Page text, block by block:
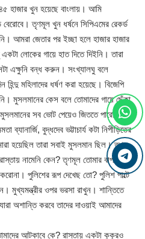
হাজার খুন হয়েছে বাংলায়। আমি
তৃণমূল খুন ধর্ষনে সিপিএমের রেকর্ড
আমরা জেতার পর ইচ্ছা হলে হাজার হাজার
লোকের গায়ে হাত দিতে দিইনি। তারা
এক্ষুনি বন্ধ করুন। সংখ্যালঘু বলে
মহিলাদের ধর্ষণ করা হয়েছে। বিজেপি
মুসলমানের কেস বলে তোমাদের গায়ে ছেঁকা
সব ভোট পেয়েও জিততে পারো নি।
ব্যানার্জি, বুদ্ধদেব ভট্টাচার্য কটা নিপীড়িতের
হয়েছিল তারা সবাই মুসলমান ছিল। তখন
নামেনি কেন? তৃণমূল তোমার বাপ আর
করোনা। পুলিশের রূপ দেখেছ তো? পুলিশ পাল্টে
মুখ্যমন্ত্রীর ওপর ভরসা রাখুন। শান্তিতে
অশান্তি করবে তাদের দাওয়াই আমাদের
আটকাবে কে? রাস্তায় একটা কুকুরও